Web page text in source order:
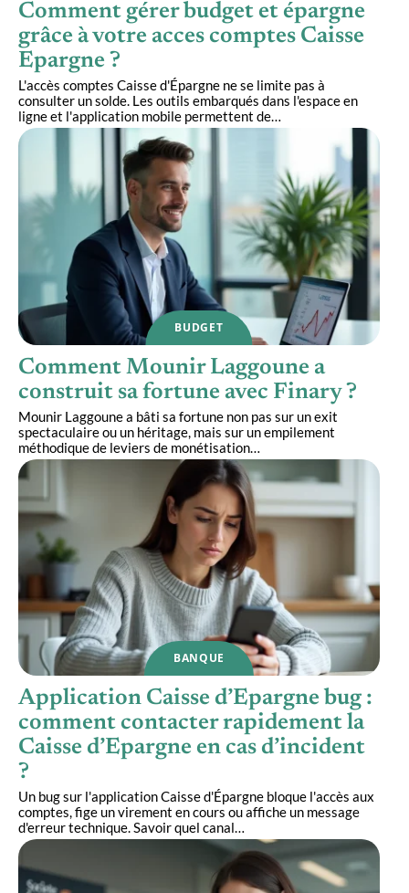
Comment gérer budget et épargne
grâce à votre acces comptes Caisse
Epargne ?
L'accès comptes Caisse d'Épargne ne se limite pas à
consulter un solde. Les outils embarqués dans l'espace en
ligne et l'application mobile permettent de…
BUDGET
Comment Mounir Laggoune a
construit sa fortune avec Finary ?
Mounir Laggoune a bâti sa fortune non pas sur un exit
spectaculaire ou un héritage, mais sur un empilement
méthodique de leviers de monétisation…
BANQUE
Application Caisse d’Epargne bug :
comment contacter rapidement la
Caisse d’Epargne en cas d’incident
?
Un bug sur l'application Caisse d'Épargne bloque l'accès aux
comptes, fige un virement en cours ou affiche un message
d'erreur technique. Savoir quel canal…